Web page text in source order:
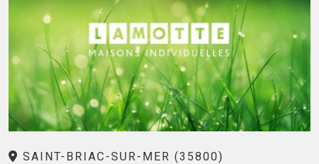
SAINT-BRIAC-SUR-MER (35800)